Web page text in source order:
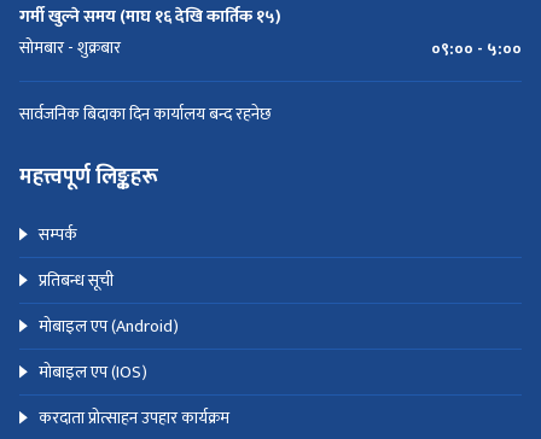
गर्मी खुल्ने समय (माघ १६ देखि कार्तिक १५)
सोमबार - शुक्रबार
०९:०० - ५:००
सार्वजनिक बिदाका दिन कार्यालय बन्द रहनेछ
महत्त्वपूर्ण लिङ्कहरू
सम्पर्क
प्रतिबन्ध सूची
मोबाइल एप (Android)
मोबाइल एप (IOS)
करदाता प्रोत्साहन उपहार कार्यक्रम